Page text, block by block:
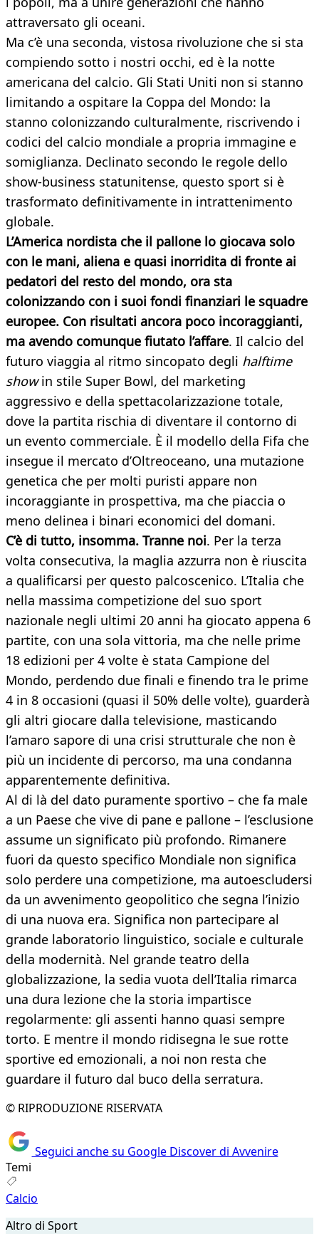
attraversato gli oceani.
Ma c’è una seconda, vistosa rivoluzione che si sta
compiendo sotto i nostri occhi, ed è la notte
americana del calcio. Gli Stati Uniti non si stanno
limitando a ospitare la Coppa del Mondo: la
stanno colonizzando culturalmente, riscrivendo i
codici del calcio mondiale a propria immagine e
somiglianza. Declinato secondo le regole dello
show-business statunitense, questo sport si è
trasformato definitivamente in intrattenimento
globale.
L’America nordista che il pallone lo giocava solo
con le mani, aliena e quasi inorridita di fronte ai
pedatori del resto del mondo, ora sta
colonizzando con i suoi fondi finanziari le squadre
europee. Con risultati ancora poco incoraggianti,
ma avendo comunque fiutato l’affare. Il calcio del
futuro viaggia al ritmo sincopato degli halftime
showin stile Super Bowl, del marketing
aggressivo e della spettacolarizzazione totale,
dove la partita rischia di diventare il contorno di
un evento commerciale. È il modello della Fifa che
insegue il mercato d’Oltreoceano, una mutazione
genetica che per molti puristi appare non
incoraggiante in prospettiva, ma che piaccia o
meno delinea i binari economici del domani.
C’è di tutto, insomma. Tranne noi. Per la terza
volta consecutiva, la maglia azzurra non è riuscita
a qualificarsi per questo palcoscenico. L’Italia che
nella massima competizione del suo sport
nazionale negli ultimi 20 anni ha giocato appena 6
partite, con una sola vittoria, ma che nelle prime
18 edizioni per 4 volte è stata Campione del
Mondo, perdendo due finali e finendo tra le prime
4 in 8 occasioni (quasi il 50% delle volte), guarderà
gli altri giocare dalla televisione, masticando
l’amaro sapore di una crisi strutturale che non è
più un incidente di percorso, ma una condanna
apparentemente definitiva.
Al di là del dato puramente sportivo – che fa male
a un Paese che vive di pane e pallone – l’esclusione
assume un significato più profondo. Rimanere
fuori da questo specifico Mondiale non significa
solo perdere una competizione, ma autoescludersi
da un avvenimento geopolitico che segna l’inizio
di una nuova era. Significa non partecipare al
grande laboratorio linguistico, sociale e culturale
della modernità. Nel grande teatro della
globalizzazione, la sedia vuota dell’Italia rimarca
una dura lezione che la storia impartisce
regolarmente: gli assenti hanno quasi sempre
torto. E mentre il mondo ridisegna le sue rotte
sportive ed emozionali, a noi non resta che
guardare il futuro dal buco della serratura.
© RIPRODUZIONE RISERVATA
Seguici anche su Google Discover di Avvenire
Temi
Calcio
Altro di Sport